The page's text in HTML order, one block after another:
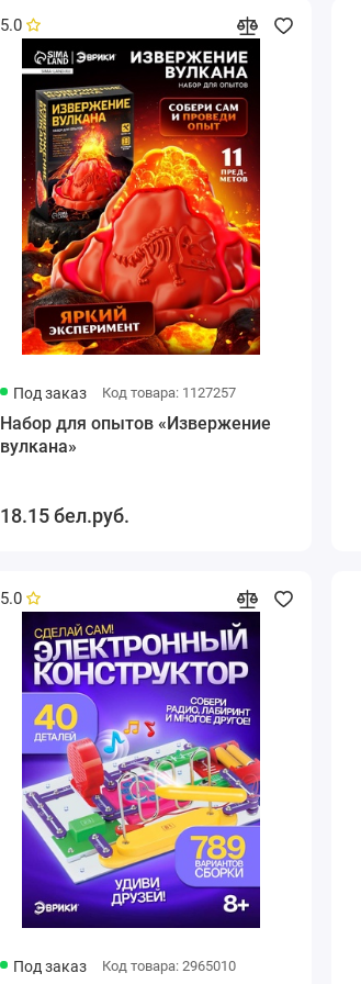
5.0
Под заказ Код товара: 1127257
Набор для опытов «Извержение
вулкана»
18.15 бел.руб.
5.0
Под заказ Код товара: 2965010